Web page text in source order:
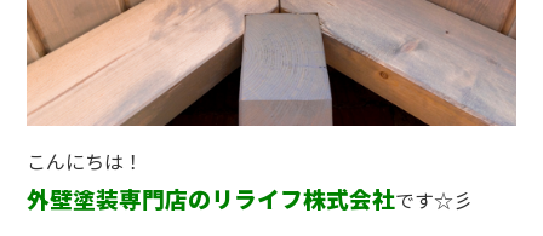
こんにちは！
外壁塗装専門店のリライフ株式会社です☆彡